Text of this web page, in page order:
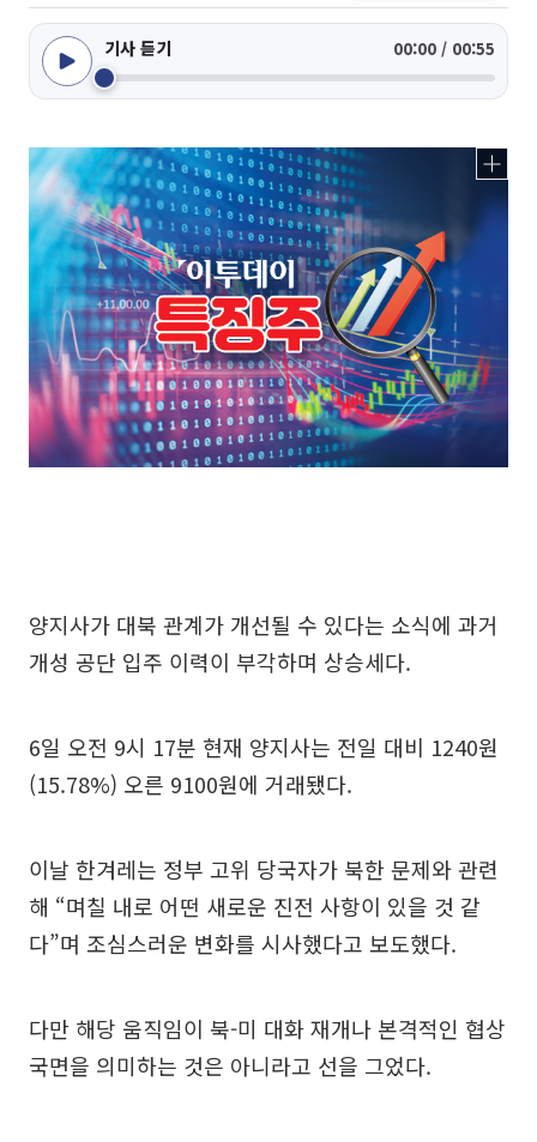
기사 듣기 00:00 / 00:55
양지사가 대북 관계가 개선될 수 있다는 소식에 과거
개성 공단 입주 이력이 부각하며 상승세다.
6일 오전 9시 17분 현재 양지사는 전일 대비 1240원
(15.78%) 오른 9100원에 거래됐다.
이날 한겨레는 정부 고위 당국자가 북한 문제와 관련
해 “며칠 내로 어떤 새로운 진전 사항이 있을 것 같
다”며 조심스러운 변화를 시사했다고 보도했다.
다만 해당 움직임이 북-미 대화 재개나 본격적인 협상
국면을 의미하는 것은 아니라고 선을 그었다.